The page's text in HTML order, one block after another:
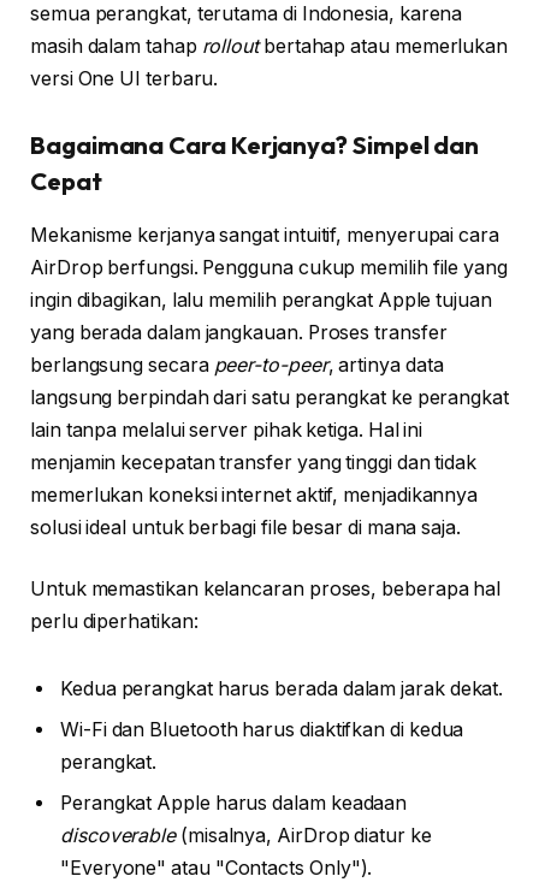
semua perangkat, terutama di Indonesia, karena
masih dalam tahap rolloutbertahap atau memerlukan
versi One UI terbaru.
Bagaimana Cara Kerjanya? Simpel dan
Cepat
Mekanisme kerjanya sangat intuitif, menyerupai cara
AirDrop berfungsi. Pengguna cukup memilih file yang
ingin dibagikan, lalu memilih perangkat Apple tujuan
yang berada dalam jangkauan. Proses transfer
berlangsung secara peer-to-peer, artinya data
langsung berpindah dari satu perangkat ke perangkat
lain tanpa melalui server pihak ketiga. Hal ini
menjamin kecepatan transfer yang tinggi dan tidak
memerlukan koneksi internet aktif, menjadikannya
solusi ideal untuk berbagi file besar di mana saja.
Untuk memastikan kelancaran proses, beberapa hal
perlu diperhatikan:
Kedua perangkat harus berada dalam jarak dekat.
Wi-Fi dan Bluetooth harus diaktifkan di kedua
perangkat.
Perangkat Apple harus dalam keadaan
discoverable(misalnya, AirDrop diatur ke
"Everyone" atau "Contacts Only").